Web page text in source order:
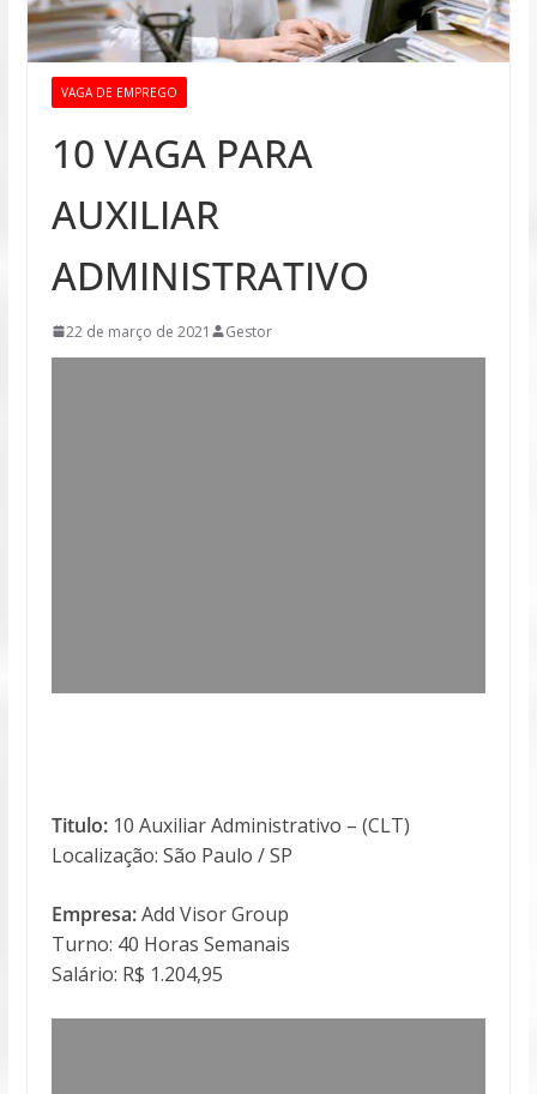
VAGA DE EMPREGO
10 VAGA PARA
AUXILIAR
ADMINISTRATIVO
22 de março de 2021 Gestor
Titulo:10 Auxiliar Administrativo – (CLT)
Localização: São Paulo / SP
Empresa:Add Visor Group
Turno: 40 Horas Semanais
Salário: R$ 1.204,95